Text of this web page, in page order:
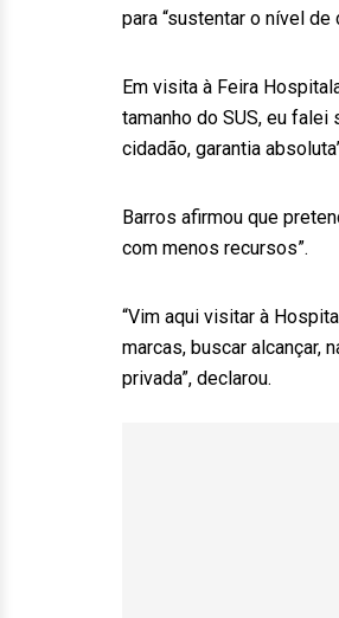
para “sustentar o nível
Em visita à Feira
tamanho do SUS, eu
cidadão, garantia
Barros afirmou que
com menos recursos”.
“Vim aqui visitar à
marcas, buscar alcançar,
privada”, declarou.